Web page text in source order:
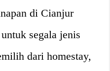
di Cianjur
segala jenis
dari homestay,